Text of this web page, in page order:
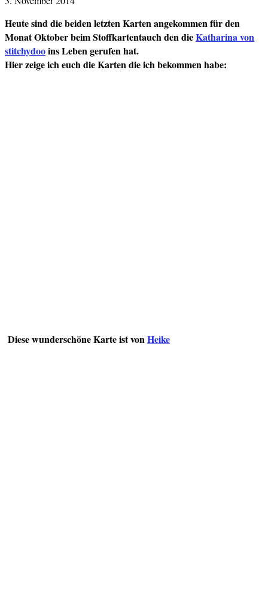
Heute sind die beiden letzten Karten angekommen für den
Monat Oktober beim Stoffkartentauch den dieKatharina von
stitchydooins Leben gerufen hat.
Hier zeige ich euch die Karten die ich bekommen habe:
Diese wunderschöne Karte ist vonHeike